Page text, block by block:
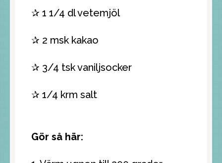
✰ 1 1/4 dl vetemjöl
✰ 2 msk kakao
✰ 3/4 tsk vaniljsocker
✰ 1/4 krm salt
Gör så här: